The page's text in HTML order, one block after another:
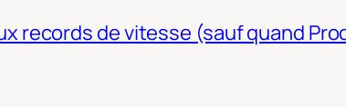
records de vitesse (sauf quand